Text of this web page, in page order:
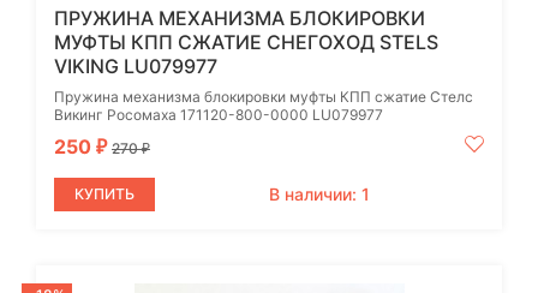
ПРУЖИНА МЕХАНИЗМА БЛОКИРОВКИ
МУФТЫ КПП СЖАТИЕ СНЕГОХОД STELS
VIKING LU079977
Пружина механизма блокировки муфты КПП сжатие Стелс
Викинг Росомаха 171120-800-0000 LU079977
250 ₽ 270₽
КУПИТЬ В наличии: 1